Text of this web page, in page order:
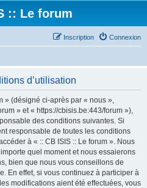
:: Le forum
Connexion
Inscription
d’utilisation
» (désigné ci-après par « nous »,
» et « https://cbisis.be:443/forum »),
des conditions suivantes. Si
responsable de toutes les conditions
à « :: CB ISIS :: Le forum ». Nous
quel moment et nous essaierons
bien que nous vous conseillons de
En effet, si vous continuez à participer à
modifications aient été effectuées, vous